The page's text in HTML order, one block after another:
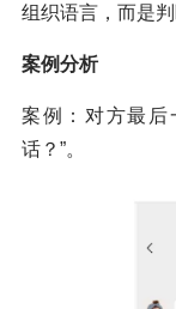
组织语言，而是判
案例分析
案例：对方最后
话？”。